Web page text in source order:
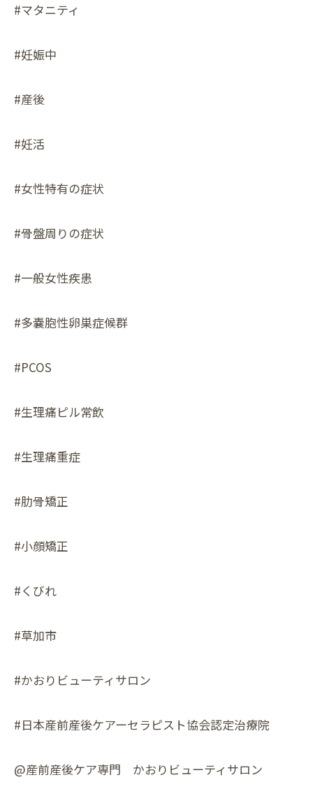
#マタニティ
#妊娠中
#産後
#妊活
#女性特有の症状
#骨盤周りの症状
#一般女性疾患
#多嚢胞性卵巣症候群
#PCOS
#生理痛ピル常飲
#生理痛重症
#肋骨矯正
#小顔矯正
#くびれ
#草加市
#かおりビューティサロン
#日本産前産後ケアーセラピスト協会認定治療院
@産前産後ケア専門 かおりビューティサロン